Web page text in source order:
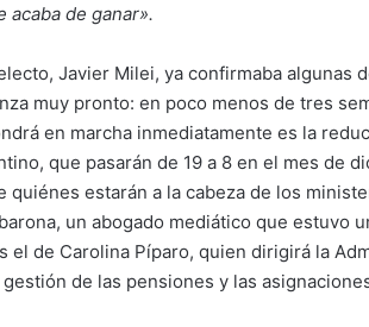
de ganar».
Javier Milei, ya confirmaba algunas
muy pronto: en poco menos de tres
en marcha inmediatamente es la
que pasarán de 19 a 8 en el mes de
estarán a la cabeza de los
un abogado mediático que estuvo
el de Carolina Píparo, quien dirigirá la
de las pensiones y las